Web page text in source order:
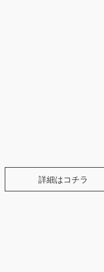
詳細はコチラ